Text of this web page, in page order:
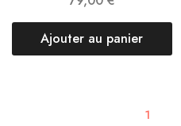
Ajouter au panier
1